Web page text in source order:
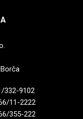
332-9102
11-2222
355-222